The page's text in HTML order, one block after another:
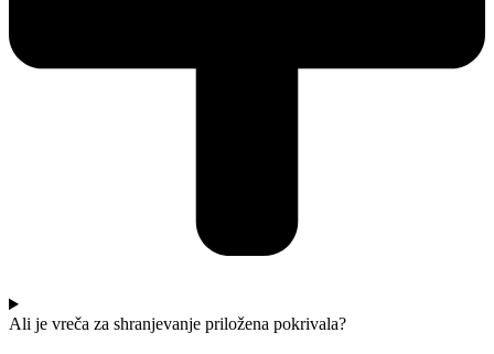
Ali je vreča za shranjevanje priložena pokrivala?